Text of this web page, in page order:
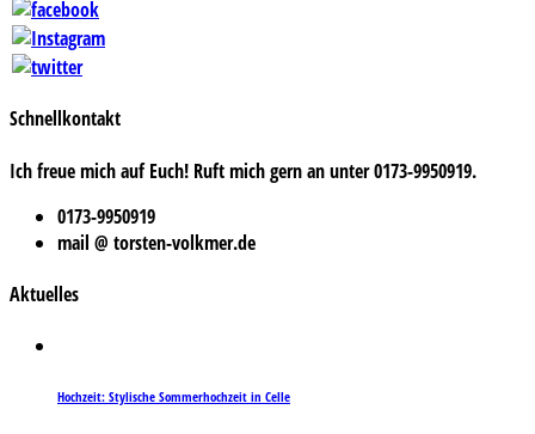
Schnellkontakt
Ich freue mich auf Euch! Ruft mich gern an unter 0173-9950919.
0173-9950919
mail @ torsten-volkmer.de
Aktuelles
Hochzeit: Stylische Sommerhochzeit in Celle